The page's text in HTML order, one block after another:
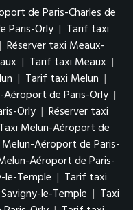
de Paris-Charles de
Paris-Orly | Tarif taxi
| Réserver taxi Meaux-
| Tarif taxi Meaux |
| Tarif taxi Melun |
Aéroport de Paris-Orly |
Orly | Réserver taxi
Taxi Melun-Aéroport de
Aéroport de Paris-
Aéroport de Paris-
le-Temple | Tarif taxi
le-Temple | Taxi